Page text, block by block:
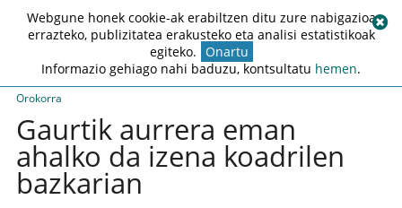
Orokorra
Gaurtik aurrera eman
ahalko da izena koadrilen
bazkarian
Webgune honek cookie-ak erabiltzen ditu zure nabigazioa
errazteko, publizitatea erakusteko eta analisi estatistikoak
egiteko. Onartu
Informazio gehiago nahi baduzu, kontsultatu hemen.